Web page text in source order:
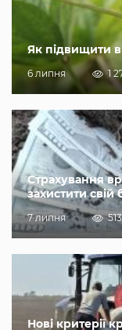
Як підвищити
6 липня 1
Страхування
захистити свій
7 липня 513
Нові критерії